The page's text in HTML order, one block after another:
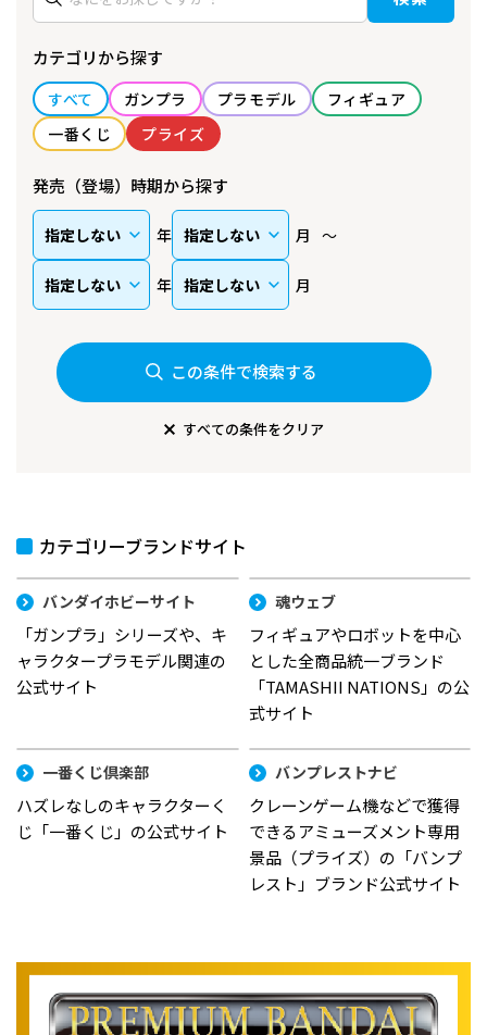
カテゴリから探す
すべて ガンプラ プラモデル
フィギュア
一番くじ
プライズ
発売（登場）時期から探す
年 月
年 月
この条件で検索する
すべての条件をクリア
カテゴリーブランドサイト
バンダイホビーサイト
「ガンプラ」シリーズや、キ
ャラクタープラモデル関連の
公式サイト
魂ウェブ
フィギュアやロボットを中心
とした全商品統一ブランド
「TAMASHII NATIONS」の公
式サイト
一番くじ倶楽部
ハズレなしのキャラクターく
じ「一番くじ」の公式サイト
バンプレストナビ
クレーンゲーム機などで獲得
できるアミューズメント専用
景品（プライズ）の「バンプ
レスト」ブランド公式サイト